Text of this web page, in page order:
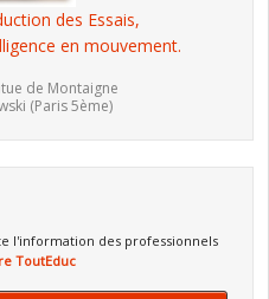
des Essais,
en mouvement.
de Montaigne
(Paris 5ème)
l'information des professionnels
ToutEduc